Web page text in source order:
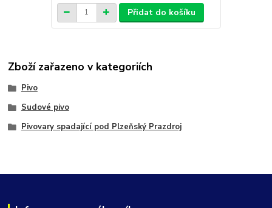
Přidat do košíku
Zboží zařazeno v kategoriích
Pivo
Sudové pivo
Pivovary spadající pod Plzeňský Prazdroj